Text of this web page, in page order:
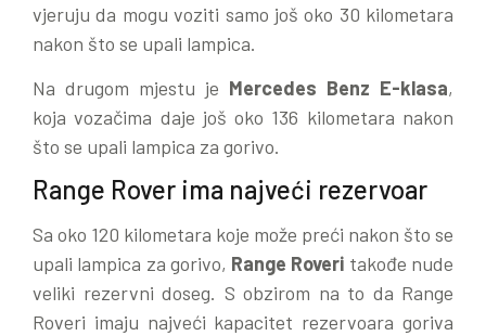
vjeruju da mogu voziti samo još oko 30 kilometara
nakon što se upali lampica.
Na drugom mjestu je Mercedes Benz E-klasa,
koja vozačima daje još oko 136 kilometara nakon
što se upali lampica za gorivo.
Range Rover ima najveći rezervoar
Sa oko 120 kilometara koje može preći nakon što se
upali lampica za gorivo, Range Roveri takođe nude
veliki rezervni doseg. S obzirom na to da Range
Roveri imaju najveći kapacitet rezervoara goriva